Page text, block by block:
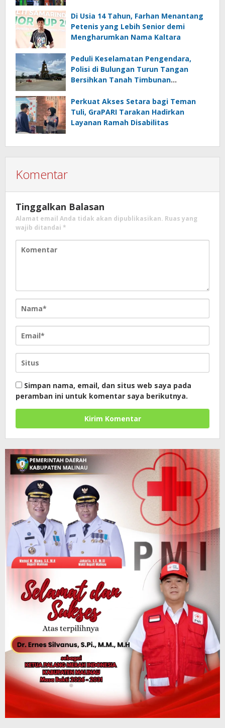
Di Usia 14 Tahun, Farhan Menantang
Petenis yang Lebih Senior demi
Mengharumkan Nama Kaltara
Peduli Keselamatan Pengendara,
Polisi di Bulungan Turun Tangan
Bersihkan Tanah Timbunan
Perkuat Akses Setara bagi Teman
Tuli, GraPARI Tarakan Hadirkan
Layanan Ramah Disabilitas
Komentar
Tinggalkan Balasan
Alamat email Anda tidak akan dipublikasikan. Ruas yang
wajib ditandai *
Simpan nama, email, dan situs web saya pada
peramban ini untuk komentar saya berikutnya.